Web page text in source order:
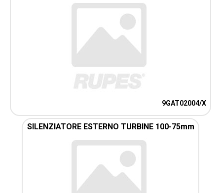
9GAT02004/X
SILENZIATORE ESTERNO TURBINE 100-75mm